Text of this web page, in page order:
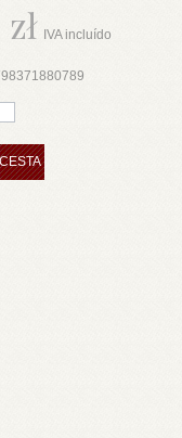
IVA incluído